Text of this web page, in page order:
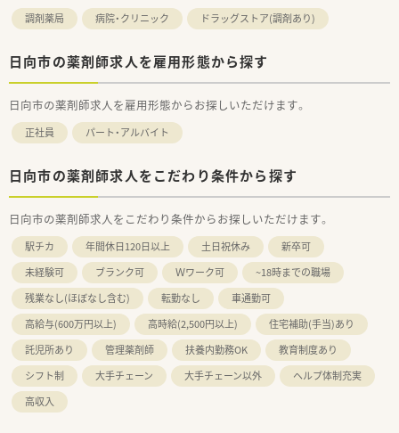
調剤薬局 病院・クリニック ドラッグストア(調剤あり)
日向市の薬剤師求人を雇用形態から探す
日向市の薬剤師求人を雇用形態からお探しいただけます。
正社員 パート・アルバイト
日向市の薬剤師求人をこだわり条件から探す
日向市の薬剤師求人をこだわり条件からお探しいただけます。
駅チカ 年間休日120日以上 土日祝休み
新卒可
未経験可
ブランク可 Ｗワーク可
~18時までの職場
残業なし(ほぼなし含む)
転勤なし
車通勤可
高給与(600万円以上)
高時給(2,500円以上)
住宅補助(手当)あり
託児所あり
管理薬剤師 扶養内勤務OK
教育制度あり
シフト制
大手チェーン 大手チェーン以外
ヘルプ体制充実
高収入